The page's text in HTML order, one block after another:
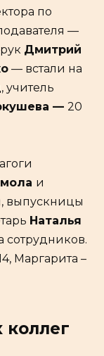
по
—
Дмитрий
— встали на
учитель
— 20
и
выпускницы
Наталья
сотрудников.
Маргарита –